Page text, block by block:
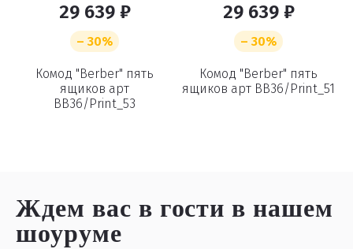
29 639 ₽
– 30%
Комод "Berber" пять
ящиков арт
BB36/Print_53
29 639 ₽
– 30%
Комод "Berber" пять
ящиков арт BB36/Print_51
Ждем вас в гостив нашем
шоуруме